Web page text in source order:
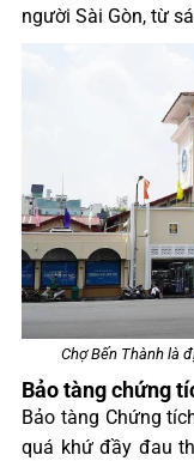
người Sài Gòn, từ
Chợ Bến Thành là
Bảo tàng chứng
Bảo tàng Chứng
quá khứ đầy đau